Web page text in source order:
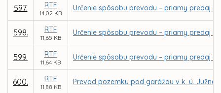
597. RTF
14,02 KB
Určenie spôsobu prevodu – priamy predaj
598. RTF
11,65 KB
Určenie spôsobu prevodu – priamy predaj
599. RTF
11,64 KB
Určenie spôsobu prevodu – priamy predaj
600. RTF
11,88 KB
Prevod pozemku pod garážou v k. ú. Južné